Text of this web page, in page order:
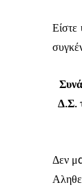
Δ.Σ.
Δεν